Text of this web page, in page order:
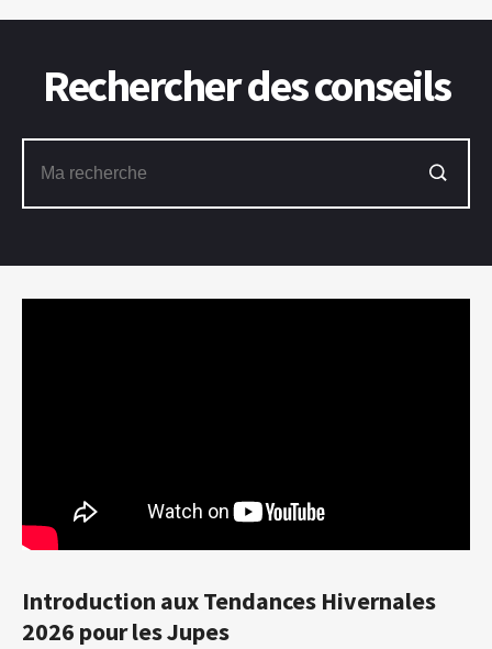
Introduction aux Tendances Hivernales
2026 pour les Jupes
Rechercher des conseils